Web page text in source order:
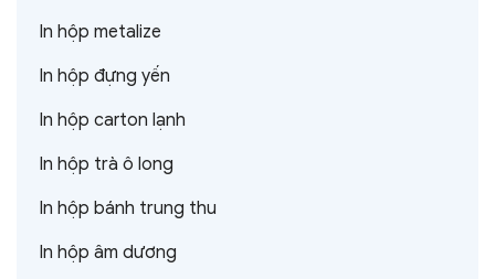
In hộp metalize
In hộp đựng yến
In hộp carton lạnh
In hộp trà ô long
In hộp bánh trung thu
In hộp âm dương